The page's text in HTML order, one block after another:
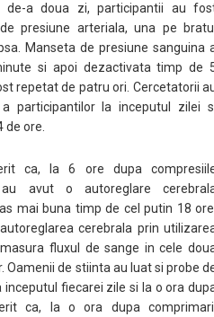
de-a doua zi, participantii au
presiune arteriala, una pe
Manseta de presiune sanguina
si apoi dezactivata timp de
repetat de patru ori. Cercetatorii
participantilor la inceputul zilei
de ore.
ca, la 6 ore dupa
au avut o autoreglare
mai buna timp de cel putin 18
cerebrala prin
fluxul de sange in cele
Oamenii de stiinta au luat si probe
fiecarei zile si la o ora
ca, la o ora dupa